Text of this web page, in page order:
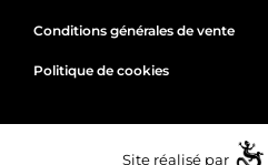
Conditions générales de vente
Politique de cookies
Site réalisé par